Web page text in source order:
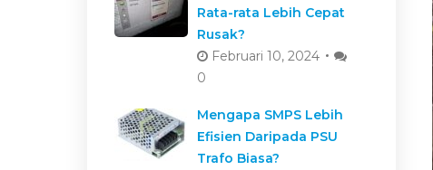
Rata-rata Lebih Cepat
Rusak?
Februari 10, 2024
0
Mengapa SMPS Lebih
Efisien Daripada PSU
Trafo Biasa?